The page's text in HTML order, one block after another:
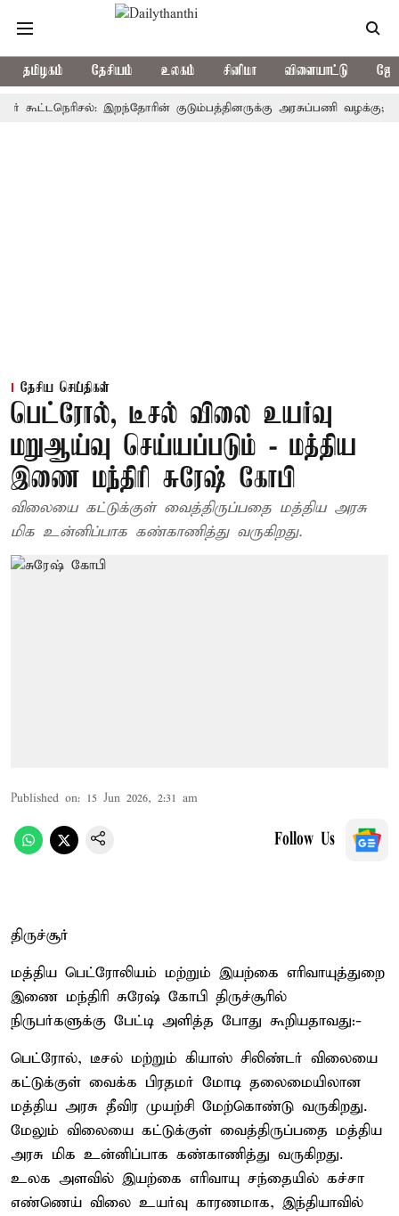
தமிழகம் தேசியம் உலகம் சினிமா விளையாட்டு
இறந்தோரின் குடும்பத்தினருக்கு அரசுப்பணி வழக்கு; வரும்
தேசிய செய்திகள்
பெட்ரோல், டீசல் விலை உயர்வு
மறுஆய்வு செய்யப்படும் - மத்திய
இணை மந்திரி சுரேஷ் கோபி
விலையை கட்டுக்குள் வைத்திருப்பதை மத்திய அரசு
மிக உன்னிப்பாக கண்காணித்து வருகிறது.
Published on: 15 Jun 2026, 2:31 am
Follow Us
திருச்சூர்
மத்திய பெட்ரோலியம் மற்றும் இயற்கை எரிவாயுத்துறை
இணை மந்திரி சுரேஷ் கோபி திருச்சூரில்
நிருபர்களுக்கு பேட்டி அளித்த போது கூறியதாவது:-
பெட்ரோல், டீசல் மற்றும் கியாஸ் சிலிண்டர் விலையை
கட்டுக்குள் வைக்க பிரதமர் மோடி தலைமையிலான
மத்திய அரசு தீவிர முயற்சி மேற்கொண்டு வருகிறது.
மேலும் விலையை கட்டுக்குள் வைத்திருப்பதை மத்திய
அரசு மிக உன்னிப்பாக கண்காணித்து வருகிறது.
உலக அளவில் இயற்கை எரிவாயு சந்தையில் கச்சா
எண்ணெய் விலை உயர்வு காரணமாக, இந்தியாவில்